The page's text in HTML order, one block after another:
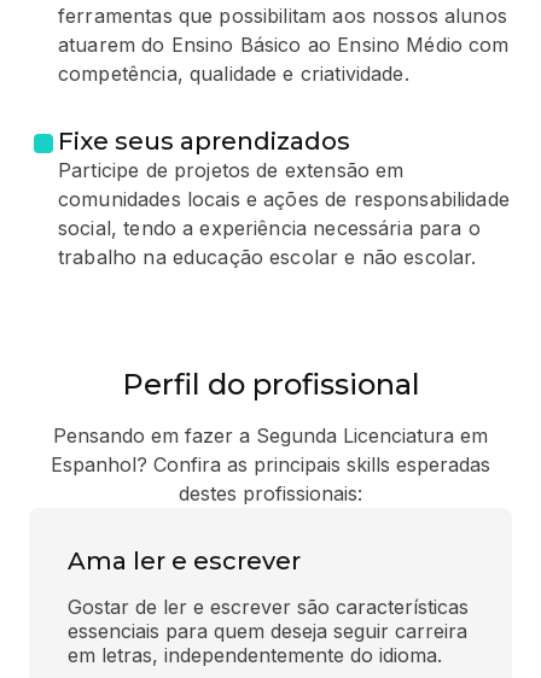
ferramentas que possibilitam aos nossos alunos
atuarem do Ensino Básico ao Ensino Médio com
competência, qualidade e criatividade.
Fixe seus aprendizados
Participe de projetos de extensão em
comunidades locais e ações de responsabilidade
social, tendo a experiência necessária para o
trabalho na educação escolar e não escolar.
Perfil do profissional
Pensando em fazer a Segunda Licenciatura em
Espanhol? Confira as principais skills esperadas
destes profissionais:
Ama ler e escrever
Gostar de ler e escrever são características
essenciais para quem deseja seguir carreira
em letras, independentemente do idioma.